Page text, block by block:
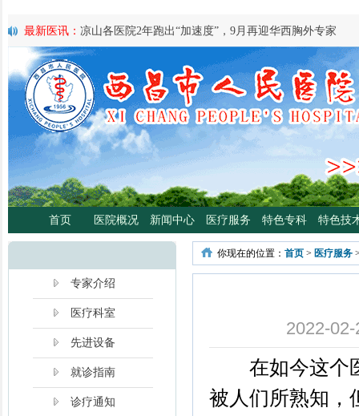
最新医讯： 凉山各医院2年跑出“加速度”，9月再迎华西胸外专家
最新医讯：紧急通知
最新医讯：好消息！四川大学华西医院泌尿外科专家魏强教授来院
最新医讯：西昌市人民总医院携手省科学普及专委会开展卫生下乡
宣传活动
最新医讯：西昌市人民医院耳鼻咽喉头颈外科将于3月3日开展“全国
日”义诊活动
最新医讯： 重磅消息！2月21日起，四川大学华西医院泌尿外科魏强
将定期到西昌市人民医院开展门诊、手术
最新医讯：西昌市人民医院胃肠肿瘤专病门诊开诊！
最新医讯：西昌市人民医院开展日间蓝光治疗门诊 轻度“小黄人”，
分离、不住院就能照蓝光啦！
最新医讯：好消息！西昌市人民医院高压氧舱运行啦
【义诊预告】西昌市人民医院大型义诊活动，5月7日约
首页 医院概况 新闻中心 医疗服务 特色专科 特色技
专家介绍
医疗科室
先进设备
就诊指南
诊疗通知
你现在的位置： 首页 > 医疗服务
2022-
在如今这个医
被人们所熟知，